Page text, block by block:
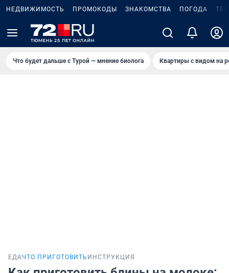
НЕДВИЖИМОСТЬ ПРОМОКОДЫ ЗНАКОМСТВА ПОГОДА
Что будет дальше с Турой — мнение биолога Квартиры с видом на
ЕДАЧТО ПРИГОТОВИТЬ ИНСТРУКЦИЯ